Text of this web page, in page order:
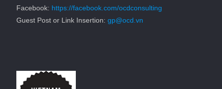
Facebook: https://facebook.com/ocdconsulting
Guest Post or Link Insertion: gp@ocd.vn